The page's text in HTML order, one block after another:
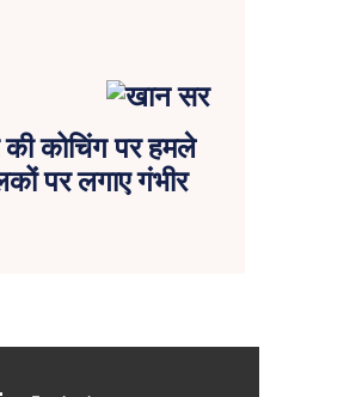
की कोचिंग पर हमले
पर लगाए गंभीर